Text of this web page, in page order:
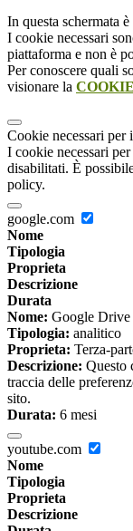
In questa schermata
I cookie necessari
piattaforma e non è
Per conoscere quali
visionare la
Cookie necessari per
I cookie necessari
disabilitati. È
policy.
google.com
Nome
Tipologia
Proprieta
Descrizione
Durata
Nome: Google Drive
Tipologia: analitico
Proprieta: Terza-
Descrizione: Questo
traccia delle
sito.
Durata: 6 mesi
youtube.com
Nome
Tipologia
Proprieta
Descrizione